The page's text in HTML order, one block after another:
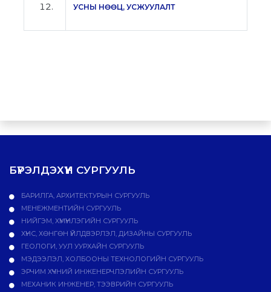
УСНЫ НӨӨЦ, УСЖУУЛАЛТ
БҮРЭЛДЭХҮҮН СУРГУУЛЬ
БАРИЛГА, АРХИТЕКТУРЫН СУРГУУЛЬ
МЕНЕЖМЕНТИЙН СУРГУУЛЬ
НИЙГЭМ, ХҮМҮҮНЛЭГИЙН СУРГУУЛЬ
ХҮНС, ХӨНГӨН ҮЙЛДВЭРЛЭЛ, ДИЗАЙНЫ СУРГУУЛЬ
ГЕОЛОГИ, УУЛ УУРХАЙН СУРГУУЛЬ
МЭДЭЭЛЭЛ, ХОЛБООНЫ ТЕХНОЛОГИЙН СУРГУУЛЬ
ЭРЧИМ ХҮЧНИЙ ИНЖЕНЕРЧЛЭЛИЙН СУРГУУЛЬ
МЕХАНИК ИНЖЕНЕР, ТЭЭВРИЙН СУРГУУЛЬ